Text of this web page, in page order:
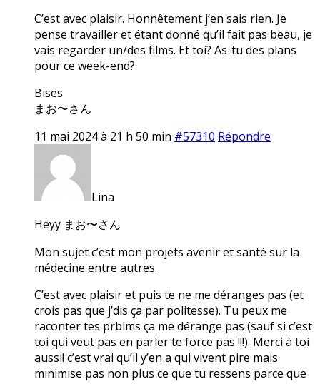
C’est avec plaisir. Honnêtement j’en sais rien. Je
pense travailler et étant donné qu’il fait pas beau, je
vais regarder un/des films. Et toi? As-tu des plans
pour ce week-end?
Bises
まお〜さん
11 mai 2024 à 21 h 50 min #57310 Répondre
Lina
Heyy まお〜さん
Mon sujet c’est mon projets avenir et santé sur la
médecine entre autres.
C’est avec plaisir et puis te ne me déranges pas (et
crois pas que j’dis ça par politesse). Tu peux me
raconter tes prblms ça me dérange pas (sauf si c’est
toi qui veut pas en parler te force pas !!!). Merci à toi
aussi! c’est vrai qu’il y’en a qui vivent pire mais
minimise pas non plus ce que tu ressens parce que